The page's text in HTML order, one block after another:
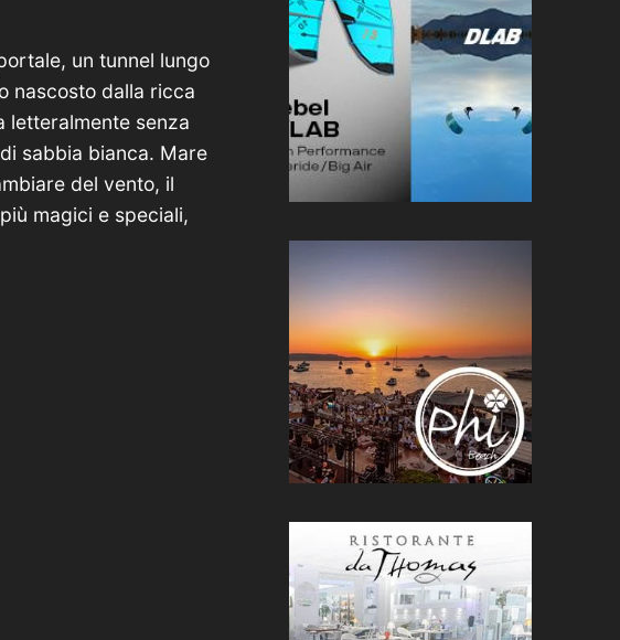
un tunnel lungo
nascosto dalla ricca
letteralmente senza
sabbia bianca. Mare
del vento, il
magici e speciali,